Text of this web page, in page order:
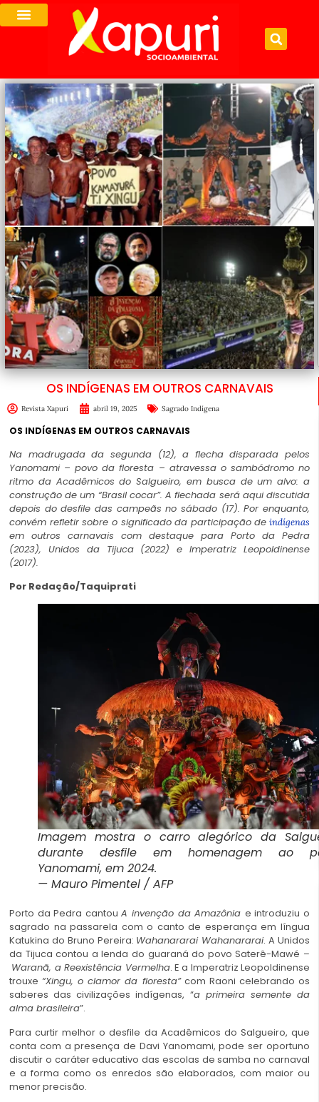
OS INDÍGENAS EM OUTROS CARNAVAIS
Revista Xapuri abril 19, 2025 Sagrado Indígena
OS INDÍGENAS EM OUTROS CARNAVAIS
Na madrugada da segunda (12), a flecha disparada pelos
Yanomami – povo da floresta – atravessa o sambódromo no
ritmo da Acadêmicos do Salgueiro, em busca de um alvo: a
construção de um “Brasil cocar”. A flechada será aqui discutida
depois do desfile das campeãs no sábado (17). Por enquanto,
convém refletir sobre o significado da participação de indígenas
em outros carnavais com destaque para Porto da Pedra
(2023), Unidos da Tijuca (2022) e Imperatriz Leopoldinense
(2017).
Por Redação/Taquiprati
Imagem mostra o carro alegórico da
durante desfile em homenagem ao
Yanomami, em 2024.
— Mauro Pimentel / AFP
Porto da Pedra cantouA invenção da Amazônia e introduziu o
sagrado na passarela com o canto de esperança em língua
Katukina do Bruno Pereira: Wahanararai Wahanararai. A Unidos
da Tijuca contou a lenda do guaraná do povo Saterê-Mawé –
Waranã, a Reexistência Vermelha. E a Imperatriz Leopoldinense
trouxe“Xingu, o clamor da floresta”com Raoni celebrando os
saberes das civilizações indígenas, “a primeira semente da
alma brasileira”.
Para curtir melhor o desfile da Acadêmicos do Salgueiro, que
conta com a presença de Davi Yanomami, pode ser oportuno
discutir o caráter educativo das escolas de samba no carnaval
e a forma como os enredos são elaborados, com maior ou
menor precisão.